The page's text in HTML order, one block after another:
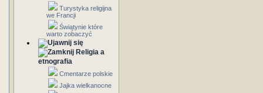
Turystyka religijna
we Francji
Świątynie które
warto zobaczyć
Religia a
etnografia
Cmentarze polskie
Jajka wielkanocne